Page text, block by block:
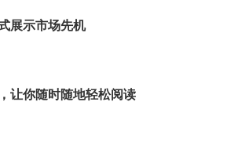
展示市场先机
让你随时随地轻松阅读